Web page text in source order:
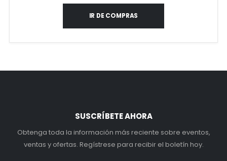
IR DE COMPRAS
SUSCRÍBETE AHORA
Obtenga toda la información más reciente sobre eventos,
ventas y ofertas. Regístrese para recibir el boletín hoy.